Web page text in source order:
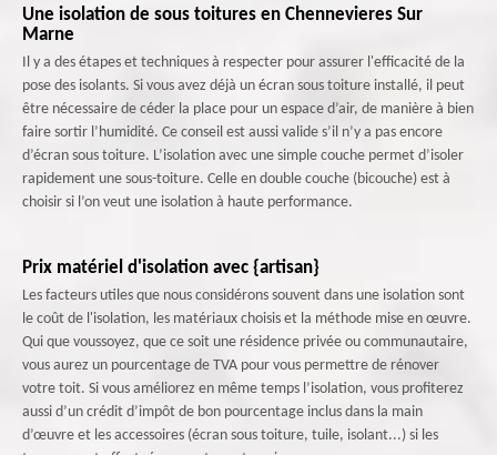
Une isolation de sous toitures en Chennevieres Sur
Marne
Il y a des étapes et techniques à respecter pour assurer l'efficacité de la
pose des isolants. Si vous avez déjà un écran sous toiture installé, il peut
être nécessaire de céder la place pour un espace d’air, de manière à bien
faire sortir l’humidité. Ce conseil est aussi valide s’il n’y a pas encore
d’écran sous toiture. L’isolation avec une simple couche permet d’isoler
rapidement une sous-toiture. Celle en double couche (bicouche) est à
choisir si l’on veut une isolation à haute performance.
Prix matériel d'isolation avec {artisan}
Les facteurs utiles que nous considérons souvent dans une isolation sont
le coût de l'isolation, les matériaux choisis et la méthode mise en œuvre.
Qui que voussoyez, que ce soit une résidence privée ou communautaire,
vous aurez un pourcentage de TVA pour vous permettre de rénover
votre toit. Si vous améliorez en même temps l’isolation, vous profiterez
aussi d’un crédit d’impôt de bon pourcentage inclus dans la main
d’œuvre et les accessoires (écran sous toiture, tuile, isolant...) si les